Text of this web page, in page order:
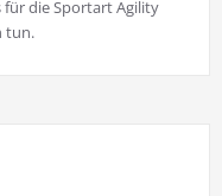
für die Sportart Agility
tun.